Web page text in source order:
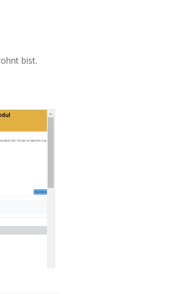
bist.